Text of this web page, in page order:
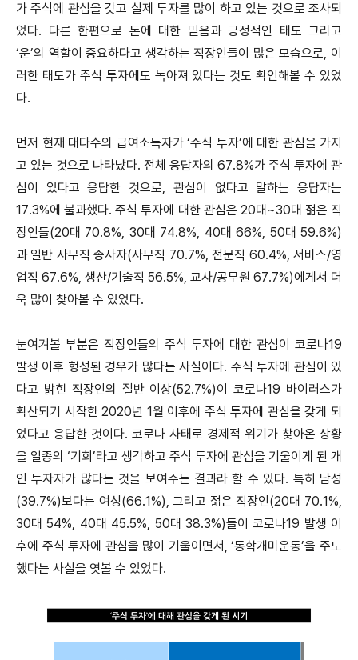
가 주식에 관심을 갖고 실제 투자를 많이 하고 있는 것으로 조사되
었다. 다른 한편으로 돈에 대한 믿음과 긍정적인 태도 그리고
‘운’의 역할이 중요하다고 생각하는 직장인들이 많은 모습으로, 이
러한 태도가 주식 투자에도 녹아져 있다는 것도 확인해볼 수 있었
다.
먼저 현재 대다수의 급여소득자가 ‘주식 투자’에 대한 관심을 가지
고 있는 것으로 나타났다. 전체 응답자의 67.8%가 주식 투자에 관
심이 있다고 응답한 것으로, 관심이 없다고 말하는 응답자는
17.3%에 불과했다. 주식 투자에 대한 관심은 20대~30대 젊은 직
장인들(20대 70.8%, 30대 74.8%, 40대 66%, 50대 59.6%)
과 일반 사무직 종사자(사무직 70.7%, 전문직 60.4%, 서비스/영
업직 67.6%, 생산/기술직 56.5%, 교사/공무원 67.7%)에게서 더
욱 많이 찾아볼 수 있었다.
눈여겨볼 부분은 직장인들의 주식 투자에 대한 관심이 코로나19
발생 이후 형성된 경우가 많다는 사실이다. 주식 투자에 관심이 있
다고 밝힌 직장인의 절반 이상(52.7%)이 코로나19 바이러스가
확산되기 시작한 2020년 1월 이후에 주식 투자에 관심을 갖게 되
었다고 응답한 것이다. 코로나 사태로 경제적 위기가 찾아온 상황
을 일종의 ‘기회’라고 생각하고 주식 투자에 관심을 기울이게 된 개
인 투자자가 많다는 것을 보여주는 결과라 할 수 있다. 특히 남성
(39.7%)보다는 여성(66.1%), 그리고 젊은 직장인(20대 70.1%,
30대 54%, 40대 45.5%, 50대 38.3%)들이 코로나19 발생 이
후에 주식 투자에 관심을 많이 기울이면서, ‘동학개미운동’을 주도
했다는 사실을 엿볼 수 있었다.